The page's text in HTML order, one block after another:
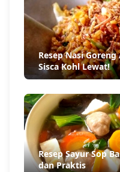
Resep Nasi
Sisca Kohl Lewat!
Resep Sayur Sop
dan Praktis